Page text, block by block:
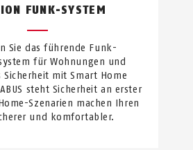
FUNK-SYSTEM
Sie das führende Funk-
für Wohnungen und
Sicherheit mit Smart Home
steht Sicherheit an erster
Szenarien machen Ihren
und komfortabler.